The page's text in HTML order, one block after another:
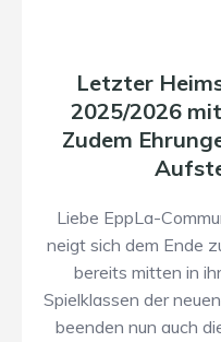
Letzter
2025/2026
Zudem
Liebe EppLa-
neigt sich dem Ende
bereits mitten in
Spielklassen der
beenden nun auch